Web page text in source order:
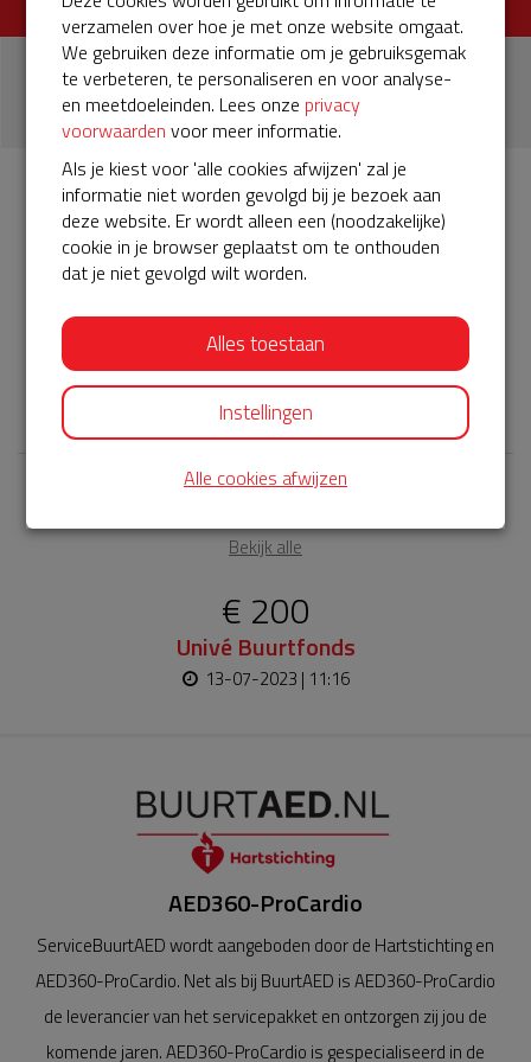
1
donatie
Info Donateurs 1
moet worden verlengd, zodat onze AED gebruiksklaar
blijft. Help je mee? Doneer voor ons servicepakket!
𝕏
Bekijk alle
€ 200
Univé Buurtfonds
13-07-2023 | 11:16
AED360-ProCardio
ServiceBuurtAED wordt aangeboden door de Hartstichting en
AED360-ProCardio. Net als bij BuurtAED is AED360-ProCardio
de leverancier van het servicepakket en ontzorgen zij jou de
komende jaren. AED360-ProCardio is gespecialiseerd in de
verzamelen over hoe je met onze website omgaat.
We gebruiken deze informatie om je gebruiksgemak
te verbeteren, te personaliseren en voor analyse-
en meetdoeleinden. Lees onze privacy
voorwaarden voor meer informatie.
Als je kiest voor 'alle cookies afwijzen' zal je
informatie niet worden gevolgd bij je bezoek aan
deze website. Er wordt alleen een (noodzakelijke)
cookie in je browser geplaatst om te onthouden
dat je niet gevolgd wilt worden.
Alles toestaan
Instellingen
Alle cookies afwijzen